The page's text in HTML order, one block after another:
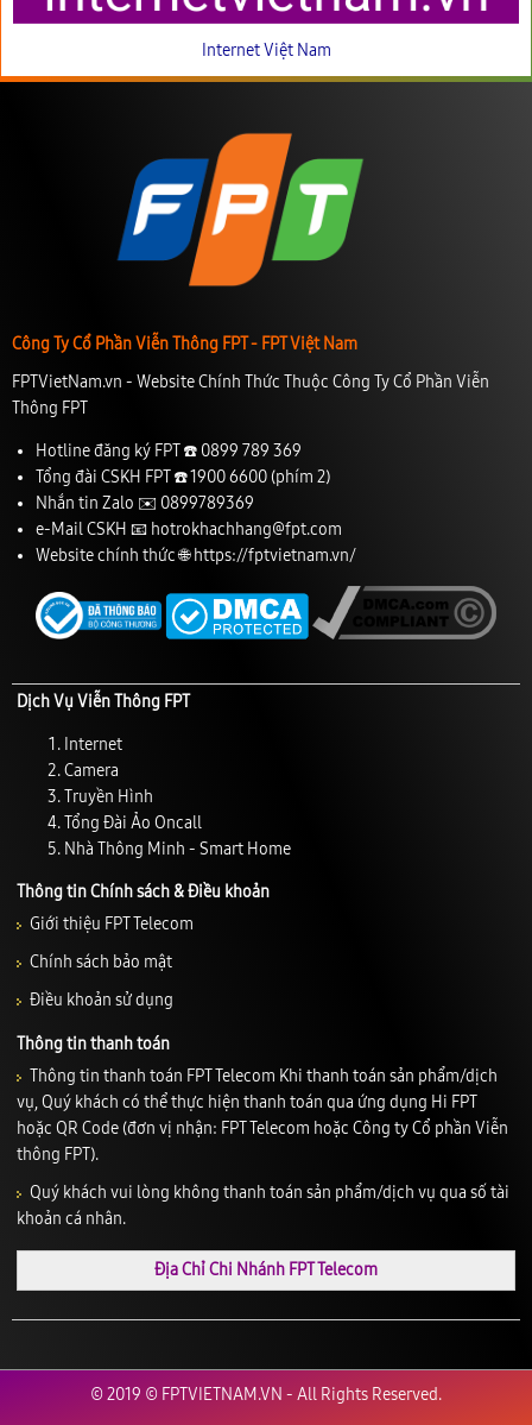
Internet Việt Nam
Công Ty Cổ Phần Viễn Thông FPT - FPT Việt Nam
FPTVietNam.vn - Website Chính Thức Thuộc Công Ty Cổ Phần Viễn
Thông FPT
Hotline đăng ký FPT ☎️ 0899 789 369
Tổng đài CSKH FPT ☎️1900 6600(phím 2)
Nhắn tin Zalo ✉️ 0899789369
e-Mail CSKH 📧 hotrokhachhang@fpt.com
Website chính thức 🌐 https://fptvietnam.vn/
Dịch Vụ Viễn Thông FPT
Internet
Camera
Truyền Hình
Tổng Đài Ảo Oncall
Nhà Thông Minh - Smart Home
Thông tin Chính sách & Điều khoản
Giới thiệu FPT Telecom
Chính sách bảo mật
Điều khoản sử dụng
Thông tin thanh toán
Thông tin thanh toán FPT Telecom Khi thanh toán sản phẩm/dịch
vụ, Quý khách có thể thực hiện thanh toán qua ứng dụng Hi FPT
hoặc QR Code (đơn vị nhận: FPT Telecom hoặc Công ty Cổ phần Viễn
thông FPT).
Quý khách vui lòng không thanh toán sản phẩm/dịch vụ qua số tài
khoản cá nhân.
Địa Chỉ Chi Nhánh FPT Telecom
© 2019 © FPTVIETNAM.VN - All Rights Reserved.